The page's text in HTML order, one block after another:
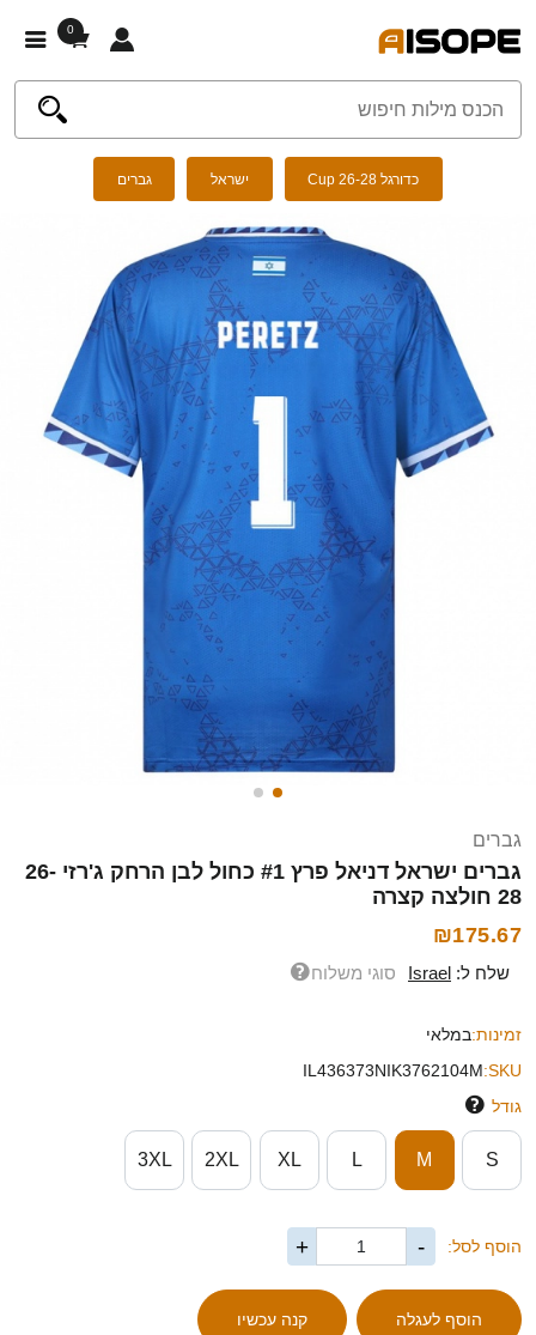
0
כדורגל Cup 26-28 ישראל גברים
גברים
גברים ישראל דניאל פרץ #1 כחול לבן הרחק ג'רזי 26-
28 חולצה קצרה
₪175.67
שלח ל: Israel סוגי משלוח
זמינות:במלאי
SKU:
IL436373NIK3762104M
גודל
S
M
L
XL
2XL
3XL
הוסף לסל: -
+